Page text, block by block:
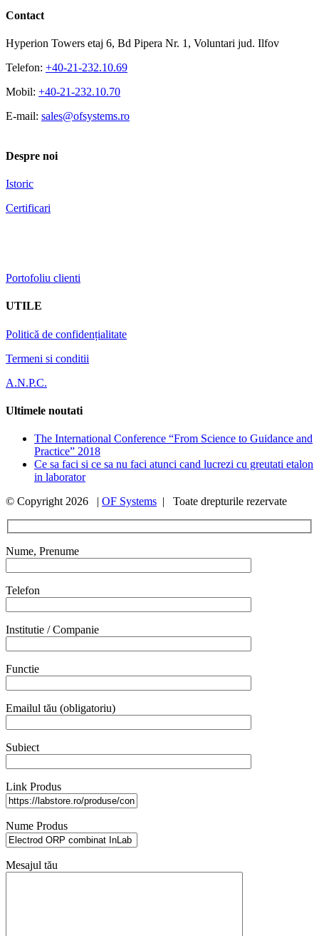
Contact
Hyperion Towers etaj 6, Bd Pipera Nr. 1, Voluntari jud. Ilfov
Telefon: +40-21-232.10.69
Mobil: +40-21-232.10.70
E-mail: sales@ofsystems.ro
Despre noi
Istoric
Certificari
Portofoliu clienti
UTILE
Politică de confidențialitate
Termeni si conditii
A.N.P.C.
Ultimele noutati
The International Conference “From Science to Guidance and
Practice” 2018
Ce sa faci si ce sa nu faci atunci cand lucrezi cu greutati etalon
in laborator
© Copyright2026 | OF Systems | Toate drepturile rezervate
Nume, Prenume
Telefon
Institutie / Companie
Functie
Emailul tău (obligatoriu)
Subiect
Link Produs
Nume Produs
Mesajul tău